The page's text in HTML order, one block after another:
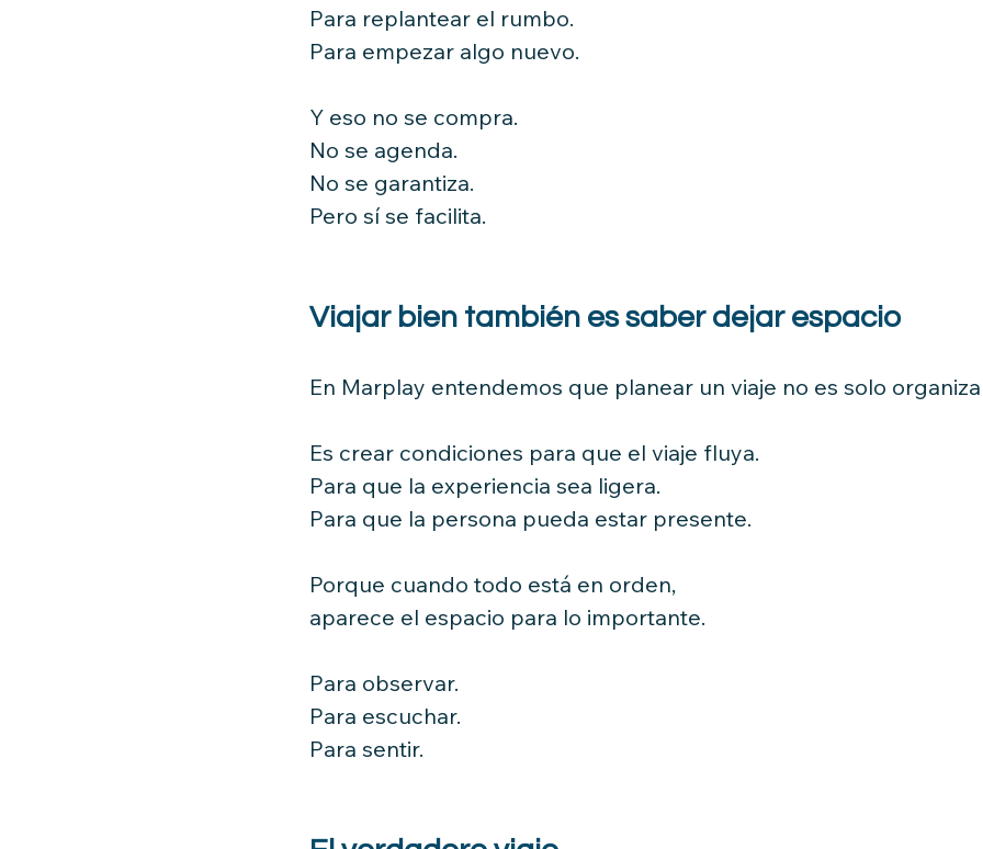
Para replantear el rumbo.
Para empezar algo nuevo.
Y eso no se compra.
No se agenda.
No se garantiza.
Pero sí se facilita.
Viajar bien también es saber dejar espacio
En Marplay entendemos que planear un viaje no es solo
Es crear condiciones para que el viaje fluya.
Para que la experiencia sea ligera.
Para que la persona pueda estar presente.
Porque cuando todo está en orden,
aparece el espacio para lo importante.
Para observar.
Para escuchar.
Para sentir.